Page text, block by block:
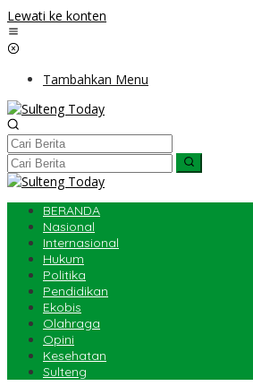
Lewati ke konten
Tambahkan Menu
BERANDA
Nasional
Internasional
Hukum
Politika
Pendidikan
Ekobis
Olahraga
Opini
Kesehatan
Sulteng